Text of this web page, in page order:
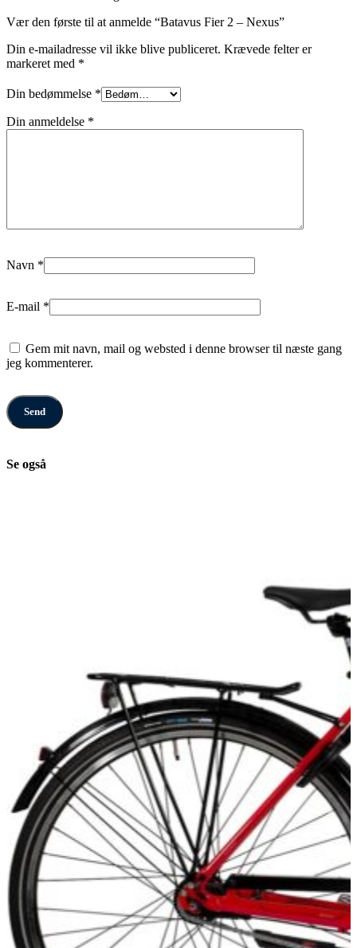
Vær den første til at anmelde “Batavus Fier 2 – Nexus”
Din e-mailadresse vil ikke blive publiceret. Krævede felter er
markeret med *
Din bedømmelse *
Din anmeldelse *
Navn *
E-mail *
Gem mit navn, mail og websted i denne browser til næste gang
jeg kommenterer.
Se også